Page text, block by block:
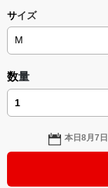
サイズ
数量
本日8月7日